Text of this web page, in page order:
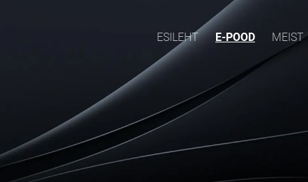
ESILEHT E-POOD MEIST